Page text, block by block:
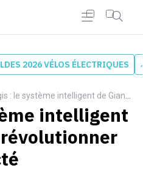
2026 VÉLOS ÉLECTRIQUES
système intelligent de Giant pour révolutionner le vélo connecté
intelligent